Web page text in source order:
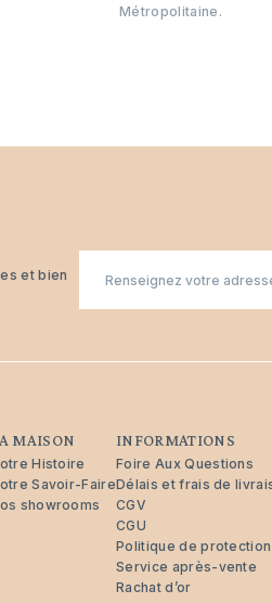
Métropolitaine.
et bien
mail
MAISON
Histoire
Savoir-Faire
showrooms
INFORMATIONS
Foire Aux Questions
Délais et frais de
CGV
CGU
Politique de
Service après-vente
Rachat d’or